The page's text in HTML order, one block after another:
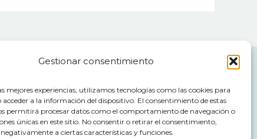
Gestionar consentimiento
mejores experiencias, utilizamos tecnologías como las cookies para
acceder a la información del dispositivo. El consentimiento de estas
permitirá procesar datos como el comportamiento de navegación o
únicas en este sitio. No consentir o retirar el consentimiento,
a ciertas características y funciones.